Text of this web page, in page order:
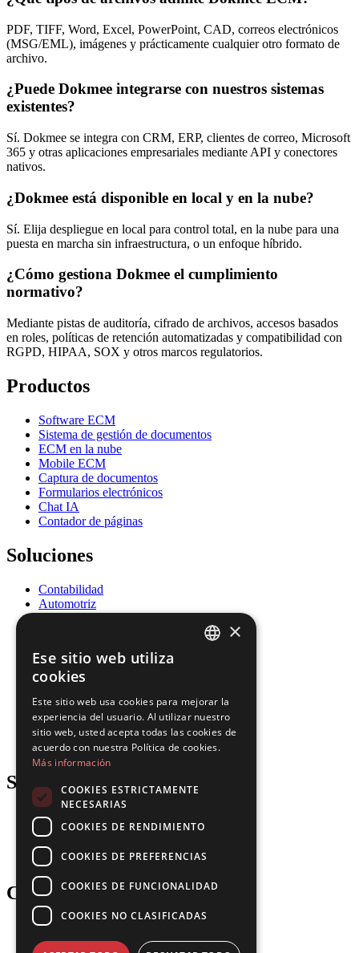
PDF, TIFF, Word, Excel, PowerPoint, CAD, correos electrónicos
(MSG/EML), imágenes y prácticamente cualquier otro formato de
archivo.
¿Puede Dokmee integrarse con nuestros sistemas
existentes?
Sí. Dokmee se integra con CRM, ERP, clientes de correo, Microsoft
365 y otras aplicaciones empresariales mediante API y conectores
nativos.
¿Dokmee está disponible en local y en la nube?
Sí. Elija despliegue en local para control total, en la nube para una
puesta en marcha sin infraestructura, o un enfoque híbrido.
¿Cómo gestiona Dokmee el cumplimiento
normativo?
Mediante pistas de auditoría, cifrado de archivos, accesos basados
en roles, políticas de retención automatizadas y compatibilidad con
RGPD, HIPAA, SOX y otros marcos regulatorios.
Productos
Software ECM
Sistema de gestión de documentos
ECM en la nube
Mobile ECM
Captura de documentos
Formularios electrónicos
Chat IA
Contador de páginas
Soluciones
Contabilidad
Automotriz
Salud
Recursos Humanos
Legal
Logística
Fabricación
Inmobiliario
Support
Blog
Descargas
Actualizaciones
Gartner
Company
Socios
Empleos
SPANISH
PORTUGUESE
×
Ese sitio web utiliza
cookies
Este sitio web usa cookies para mejorar la
experiencia del usuario. Al utilizar nuestro
sitio web, usted acepta todas las cookies de
acuerdo con nuestra Política de cookies.
Más información
COOKIES ESTRICTAMENTE
NECESARIAS
COOKIES DE RENDIMIENTO
COOKIES DE PREFERENCIAS
COOKIES DE FUNCIONALIDAD
COOKIES NO CLASIFICADAS